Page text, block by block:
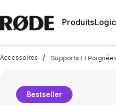
Produits
Accessoires / Supports Et
Bestseller